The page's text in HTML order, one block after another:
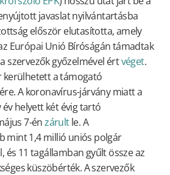
javaslat nyilvántartásba
először elutasította, amely
Európai Unió Bíróságán támadtak
szervezők győzelmével értvéget.
kerülhetett a támogató
A koronavírus-járvány miatt a
helyett két évig tartó
7-énzárultle. A
mint 1,4 millió uniós polgár
és 11 tagállamban gyűlt össze az
küszöbérték. A szervezők